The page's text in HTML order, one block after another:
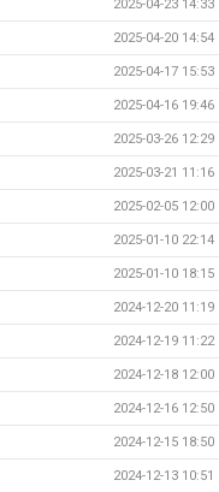
2025-04-23 14:33
2025-04-20 14:54
2025-04-17 15:53
2025-04-16 19:46
2025-03-26 12:29
2025-03-21 11:16
2025-02-05 12:00
2025-01-10 22:14
2025-01-10 18:15
2024-12-20 11:19
2024-12-19 11:22
2024-12-18 12:00
2024-12-16 12:50
2024-12-15 18:50
2024-12-13 10:51